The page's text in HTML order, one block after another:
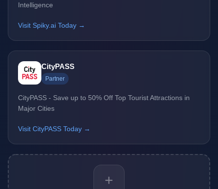
Intelligence
Visit Spiky.ai Today →
CityPASS
Partner
CityPASS - Save up to 50% Off Top Tourist Attractions in
Major Cities
Visit CityPASS Today →
+